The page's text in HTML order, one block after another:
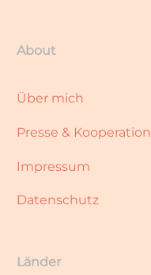
About
Über mich
Presse & Kooperation
Impressum
Datenschutz
Länder